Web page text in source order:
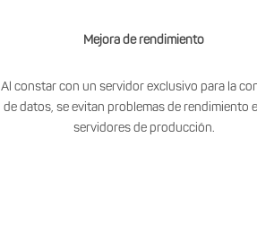
Mejora de rendimiento
Al constar con un servidor exclusivo para la
de datos, se evitan problemas de rendimiento
servidores de producción.